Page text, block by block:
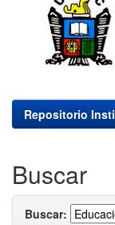
Repositorio
Buscar
Buscar: